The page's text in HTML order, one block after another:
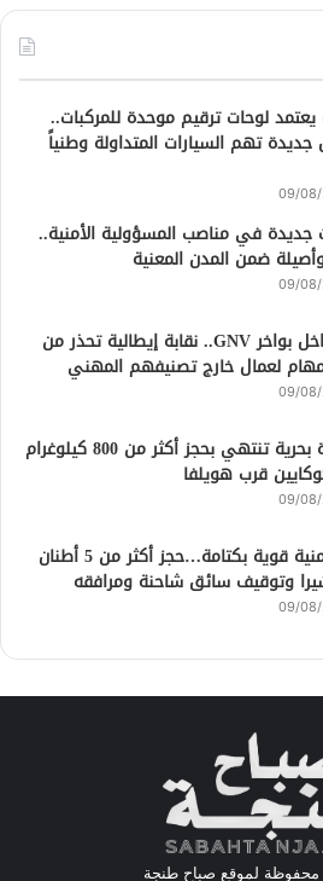
يعتمد لوحات ترقيم موحدة للمركبات..
جديدة تهم السيارات المتداولة وطنياً
09/
جديدة في مناصب المسؤولية الأمنية..
ضمن المدن المعنية
09/
جدل داخل بواخر GNV.. نقابة إيطالية تحذر من
لعمال خارج تصنيفهم المهني
09/
مطاردة بحرية تنتهي بحجز أكثر من 800 كيلوغرام
قرب هويلفا
09/
ضربة أمنية قوية بكتامة…حجز أكثر من 5 أطنان
وتوقيف سائق شاحنة ومرافقه
09/
لموقع صباح طنجة